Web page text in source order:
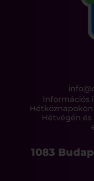
Információs
Hétvégén
1083